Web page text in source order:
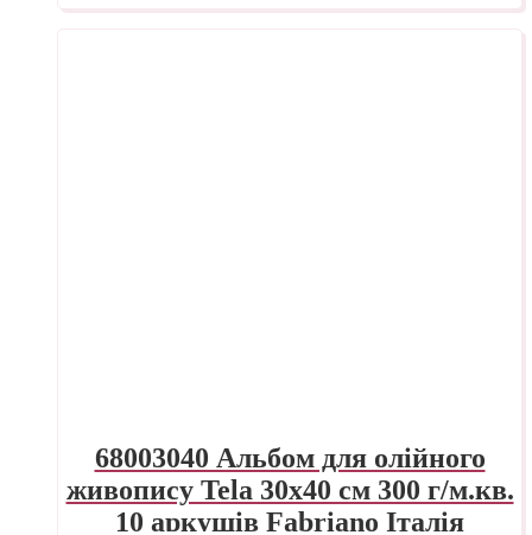
68003040 Альбом для олійного
живопису Tela 30х40 см 300 г/м.кв.
10 аркушів Fabriano Італія